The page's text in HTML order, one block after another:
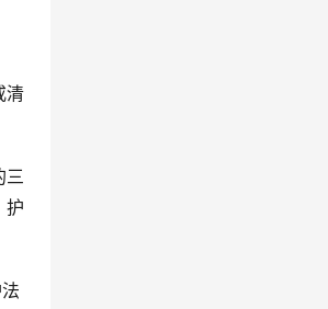
清
三
护